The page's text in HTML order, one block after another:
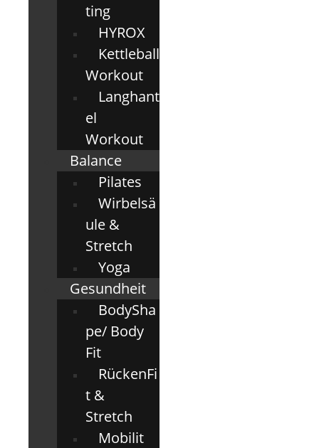
ting
HYROX
Kettleball
Workout
Langhant
el
Workout
Balance
Pilates
Wirbelsä
ule &
Stretch
Yoga
Gesundheit
BodySha
pe/ Body
Fit
RückenFi
t &
Stretch
Mobilit